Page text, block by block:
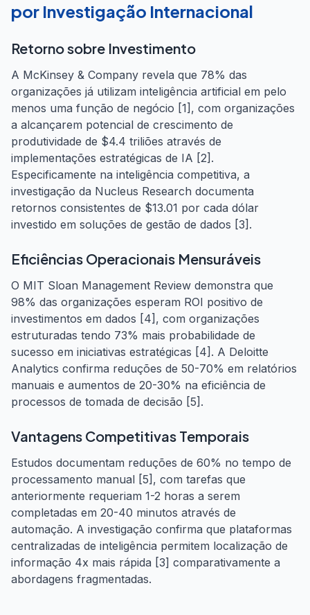
por Investigação Internacional
Retorno sobre Investimento
A McKinsey & Company revela que 78% das
organizações já utilizam inteligência artificial em pelo
menos uma função de negócio [1], com organizações
a alcançarem potencial de crescimento de
produtividade de $4.4 triliões através de
implementações estratégicas de IA [2].
Especificamente na inteligência competitiva, a
investigação da Nucleus Research documenta
retornos consistentes de $13.01 por cada dólar
investido em soluções de gestão de dados [3].
Eficiências Operacionais Mensuráveis
O MIT Sloan Management Review demonstra que
98% das organizações esperam ROI positivo de
investimentos em dados [4], com organizações
estruturadas tendo 73% mais probabilidade de
sucesso em iniciativas estratégicas [4]. A Deloitte
Analytics confirma reduções de 50-70% em relatórios
manuais e aumentos de 20-30% na eficiência de
processos de tomada de decisão [5].
Vantagens Competitivas Temporais
Estudos documentam reduções de 60% no tempo de
processamento manual [5], com tarefas que
anteriormente requeriam 1-2 horas a serem
completadas em 20-40 minutos através de
automação. A investigação confirma que plataformas
centralizadas de inteligência permitem localização de
informação 4x mais rápida [3] comparativamente a
abordagens fragmentadas.